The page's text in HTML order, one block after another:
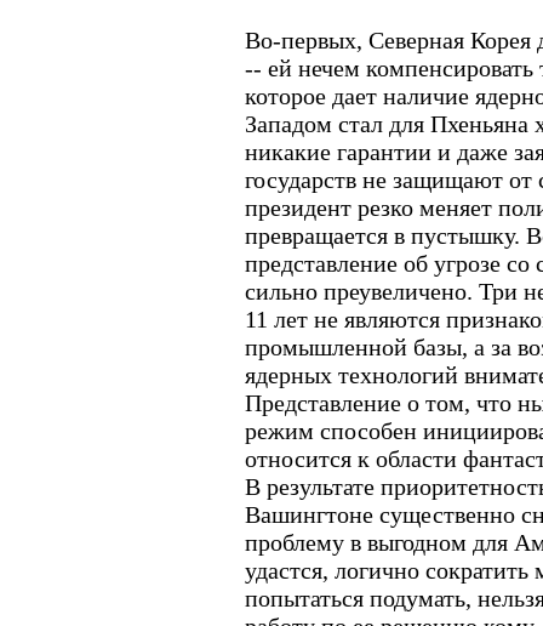
Во-первых, Северная Корея
-- ей нечем
которое дает наличие
Западом стал для
никакие гарантии и даже
государств не защищают от
президент резко меняет
превращается в пустышку.
представление об угрозе
сильно преувеличено. Три
11 лет не являются
промышленной базы, а за
ядерных технологий
Представление о том, что
режим способен
относится к области
В результате
Вашингтоне существенно
проблему в выгодном для
удастся, логично
попытаться подумать,